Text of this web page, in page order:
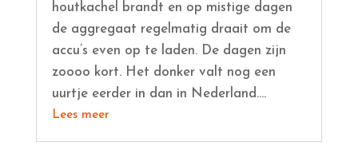
houtkachel brandt en op mistige dagen
de aggregaat regelmatig draait om de
accu’s even op te laden. De dagen zijn
zoooo kort. Het donker valt nog een
uurtje eerder in dan in Nederland....
Lees meer